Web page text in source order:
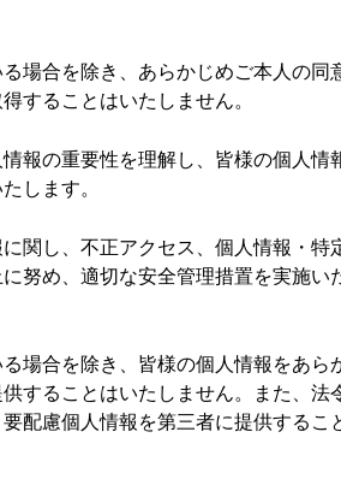
場合を除き、あらかじめご本人の同
することはいたしません。
報の重要性を理解し、皆様の個人情
します。
関し、不正アクセス、個人情報・特
努め、適切な安全管理措置を実施い
場合を除き、皆様の個人情報をあら
することはいたしません。また、法
配慮個人情報を第三者に提供するこ